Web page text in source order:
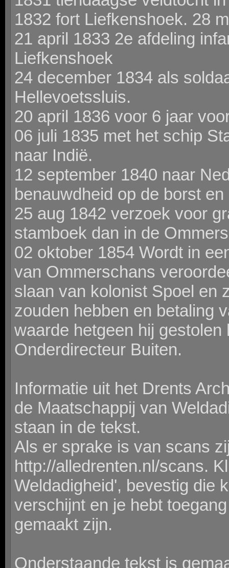
1832 fort Liefkenshoek. 28
21 april 1833 2e afdeling
Liefkenshoek
24 december 1834 als
Hellevoetssluis.
20 april 1836 voor 6 jaar
06 juli 1835 met het schip
naar Indië.
12 september 1840 naar
benauwdheid op de borst
25 aug 1842 verzoek voor
stamboek dan in de
02 oktober 1854 Wordt in
van Ommerschans
slaan van kolonist Spoel en
zouden hebben en betaling
waarde hetgeen hij
Onderdirecteur Buiten.
Informatie uit het Drents
de Maatschappij van
staan in de tekst.
Als er sprake is van scans
http://alledrenten.nl/scans.
Weldadigheid', bevestig die
verschijnt en je hebt
gemaakt zijn.
Onderstaande tekst is